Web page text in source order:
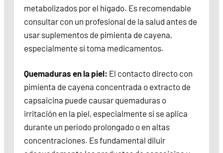
metabolizados por el hígado. Es recomendable
consultar con un profesional de la salud antes de
usar suplementos de pimienta de cayena,
especialmente si toma medicamentos.
Quemaduras en la piel: El contacto directo con
pimienta de cayena concentrada o extracto de
capsaicina puede causar quemaduras o
irritación en la piel, especialmente si se aplica
durante un período prolongado o en altas
concentraciones. Es fundamental diluir